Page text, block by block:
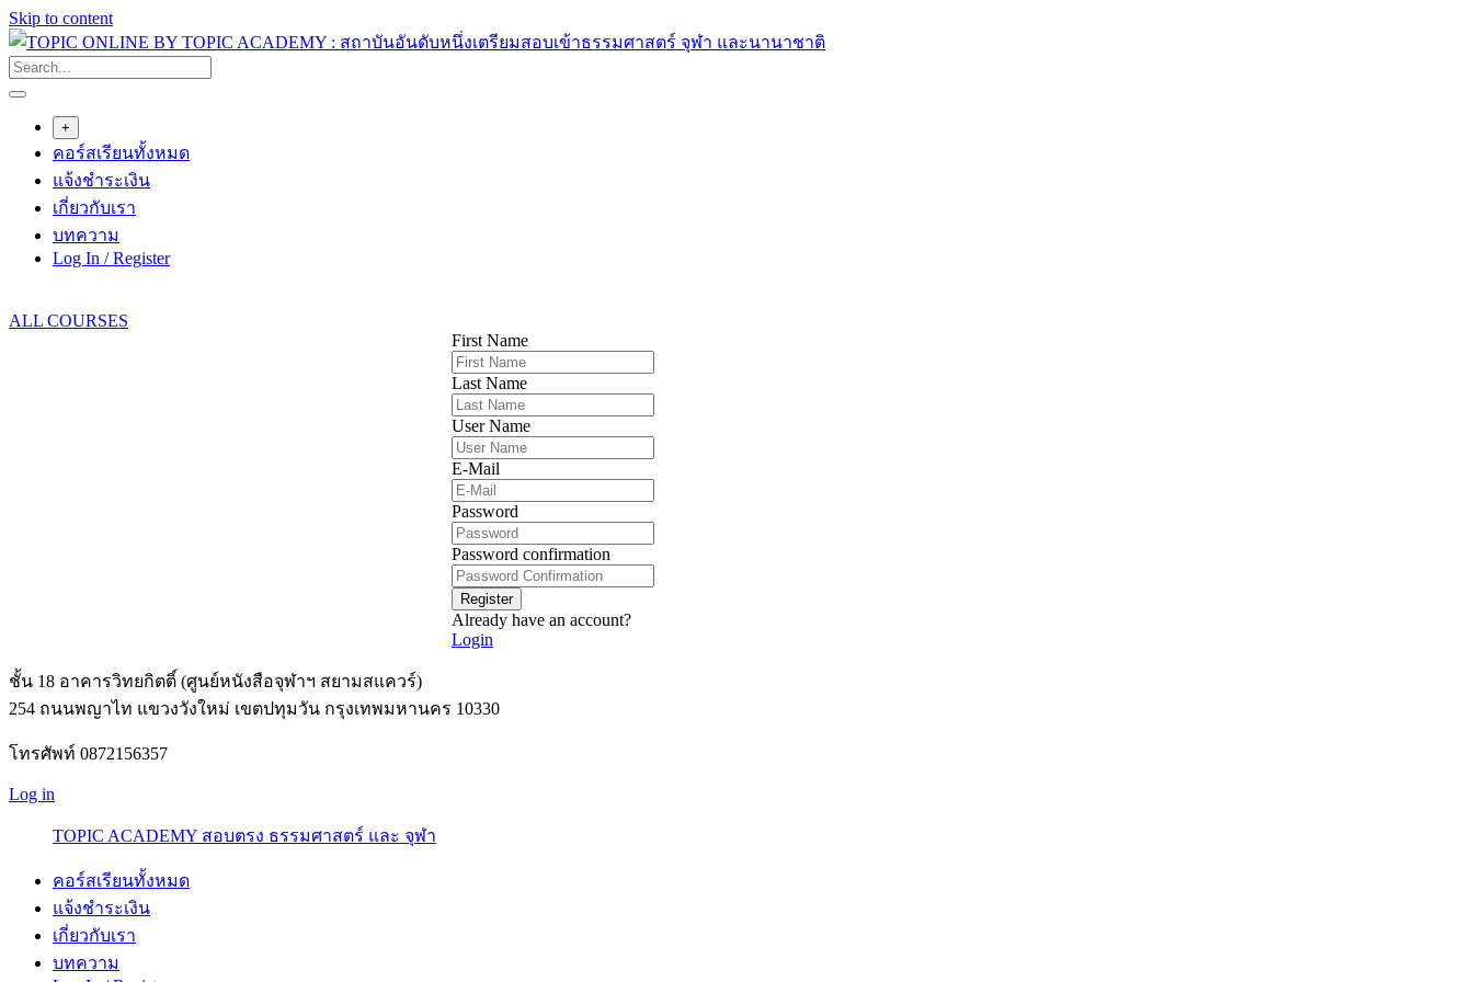
Skip to content
+
คอร์สเรียนทั้งหมด
แจ้งชำระเงิน
เกี่ยวกับเรา
บทความ
Log In / Register
ALL COURSES
First Name
Last Name
User Name
E-Mail
Password
Password confirmation
Register
Already have an account?
Login
ชั้น 18 อาคารวิทยกิตติ์ (ศูนย์หนังสือจุฬาฯ สยามสแควร์)
254 ถนนพญาไท แขวงวังใหม่ เขตปทุมวัน กรุงเทพมหานคร 10330
โทรศัพท์ 0872156357
Log in
TOPIC ACADEMY สอบตรง ธรรมศาสตร์ และ จุฬา
คอร์สเรียนทั้งหมด
แจ้งชำระเงิน
เกี่ยวกับเรา
บทความ